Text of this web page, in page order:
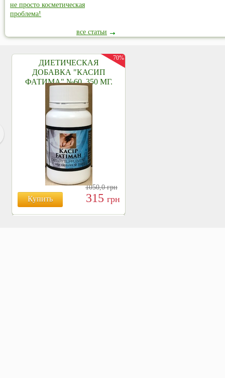
не просто косметическая
проблема!
все статьи
ДИЕТИЧЕСКАЯ
ДОБАВКА "КАСИП
ФАТИМА" №60, 350 МГ.
Купить
1050,0грн
315 грн
70%